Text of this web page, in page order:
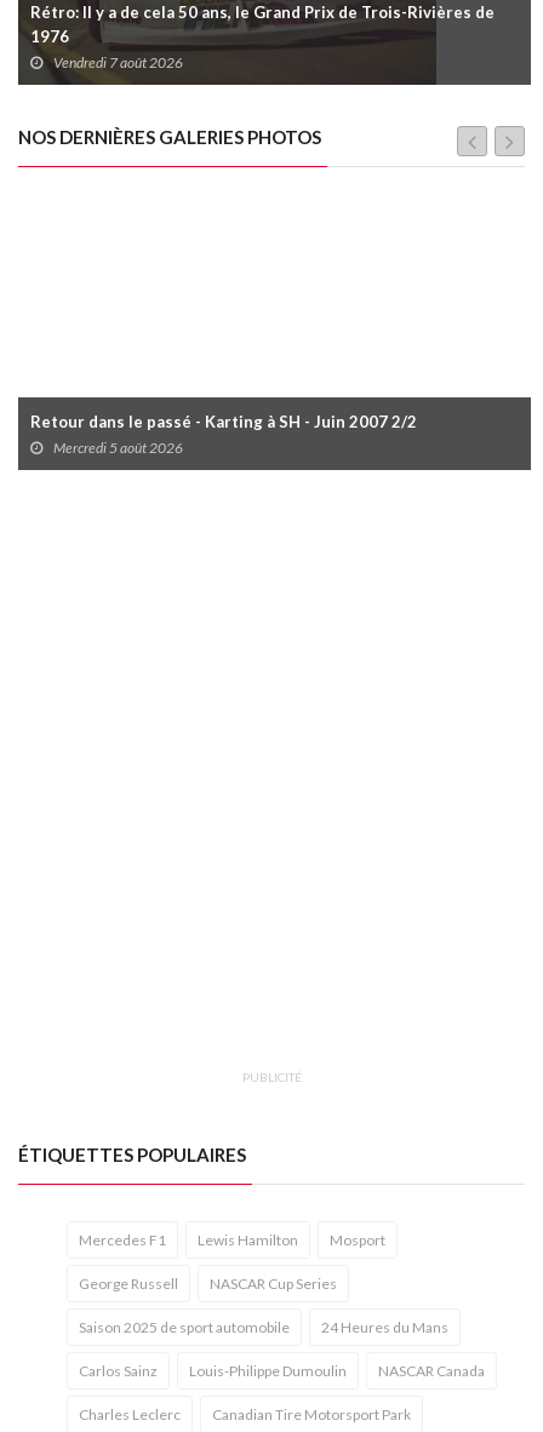
Rétro: Il y a de cela 50 ans, le Grand Prix de Trois-Rivières de
1976
Vendredi 7 août 2026
NOS DERNIÈRES GALERIES PHOTOS
Retour dans le passé - Karting à SH - Juin 2007 2/2
Mercredi 5 août 2026
PUBLICITÉ
ÉTIQUETTES POPULAIRES
Mercedes F1 Lewis Hamilton Mosport
George Russell NASCAR Cup Series
Saison 2025 de sport automobile 24 Heures du Mans
Carlos Sainz Louis-Philippe Dumoulin NASCAR Canada
Charles Leclerc Canadian Tire Motorsport Park